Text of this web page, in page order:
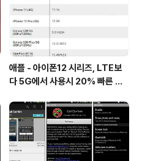
애플 - 아이폰12 시리즈, LTE보
다 5G에서 사용시 20% 빠른 배